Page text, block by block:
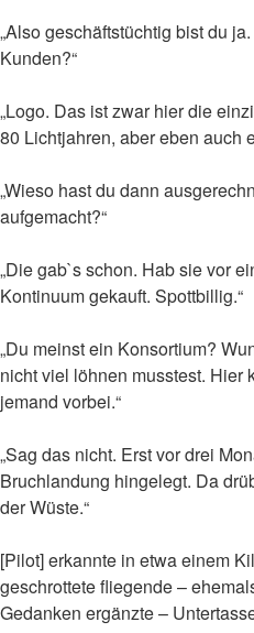
„Also geschäftstüchtig bist du
Kunden?“
„Logo. Das ist zwar hier die
80 Lichtjahren, aber eben auch
„Wieso hast du dann
aufgemacht?“
„Die gab`s schon. Hab sie vor
Kontinuum gekauft. Spottbillig.“
„Du meinst ein Konsortium?
nicht viel löhnen musstest. Hier
jemand vorbei.“
„Sag das nicht. Erst vor drei
Bruchlandung hingelegt. Da
der Wüste.“
[Pilot] erkannte in etwa einem
geschrottete fliegende –
Gedanken ergänzte –